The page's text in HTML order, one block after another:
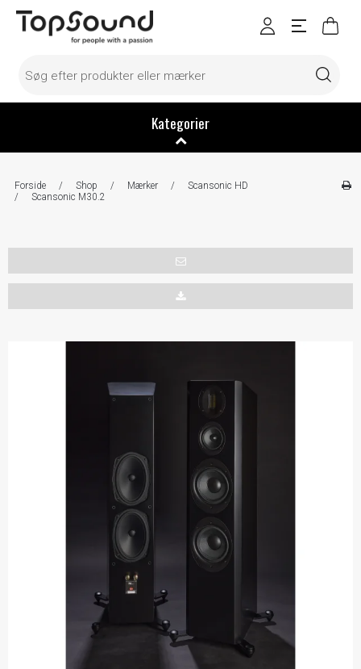
Kategorier
Forside / Shop / Mærker /
Scansonic HD
/
Scansonic M30.2